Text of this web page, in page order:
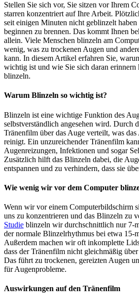
Stellen Sie sich vor, Sie sitzen vor Ihrem
starren konzentriert auf Ihre Arbeit.
seit einigen Minuten nicht geblinzelt
beginnen zu brennen. Das kommt Ihnen
allein. Viele Menschen blinzeln am
wenig, was zu trockenen Augen und
kann. In diesem Artikel erfahren Sie,
wichtig ist und wie Sie sich daran erinnern
blinzeln.
Warum Blinzeln so wichtig ist?
Blinzeln ist eine wichtige Funktion des
selbstverständlich angesehen wird. Durch
Tränenfilm über das Auge verteilt, was
reinigt. Ein unzureichender Tränenfilm
Augenreizungen, Infektionen und sogar
Zusätzlich hilft das Blinzeln dabei, die
entspannen und zu verhindern, dass sie
Wie wenig wir vor dem Computer
Wenn wir vor einem Computerbildschirm
uns zu konzentrieren und das Blinzeln zu
Studie blinzeln wir durchschnittlich nur 7-
der normale Blinzelrhythmus bei etwa 15-
Außerdem machen wir oft inkomplette
dass der Tränenfilm nicht gleichmäßig
Das führt zu trockenen, gereizten Augen
für Augenprobleme.
Auswirkungen auf den Tränenfilm